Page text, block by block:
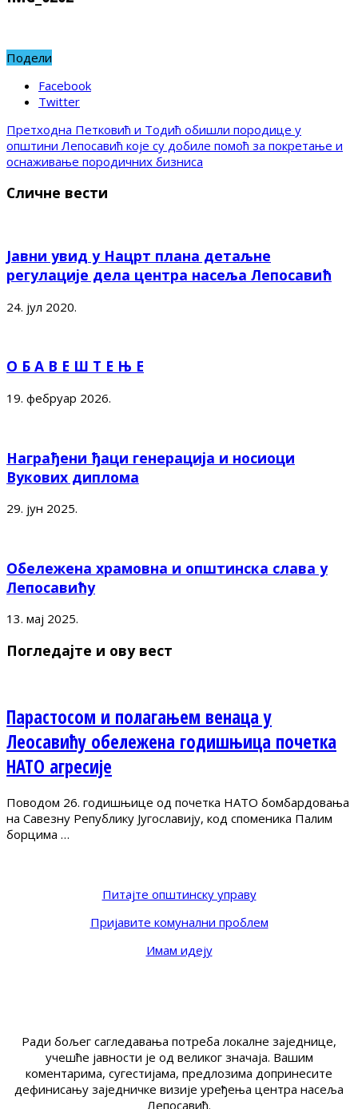
Подели
Facebook
Twitter
Претходна Петковић и Тодић обишли породице у
општини Лепосавић које су добиле помоћ за покретање и
оснаживање породичних бизниса
Сличне вести
Јавни увид у Нацрт плана детаљне
регулације дела центра насеља Лепосавић
24. јул 2020.
О Б А В Е Ш Т Е Њ Е
19. фебруар 2026.
Награђени ђаци генерација и носиоци
Вукових диплома
29. јун 2025.
Обележена храмовна и општинска слава у
Лепосавићу
13. мај 2025.
Погледајте и ову вест
Парастосом и полагањем венаца у
Леосавићу обележена годишњица почетка
НАТО агресије
Поводом 26. годишњице од почетка НАТО бомбардовања
на Савезну Републику Југославију, код споменика Палим
борцима …
Питајте општинску управу
Пријавите комунални проблем
Имам идеју
Ради бољег сагледавања потреба локалне заједнице,
учешће јавности је од великог значаја. Вашим
коментарима, сугестијама, предлозима допринесите
дефинисању заједничке визије уређења центра насеља
Лепосавић.